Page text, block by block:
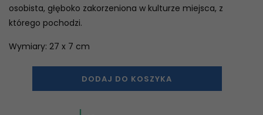
osobista, głęboko zakorzeniona w kulturze miejsca, z
którego pochodzi.
Wymiary: 27 x 7 cm
DODAJ DO KOSZYKA